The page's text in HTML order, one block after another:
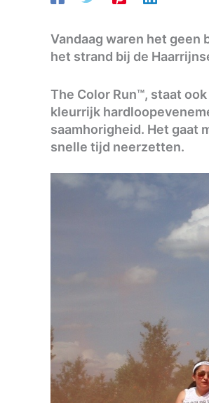
Vandaag waren het geen
het strand bij de
The Color Run™, staat
kleurrijk
saamhorigheid. Het gaat
snelle tijd neerzetten.